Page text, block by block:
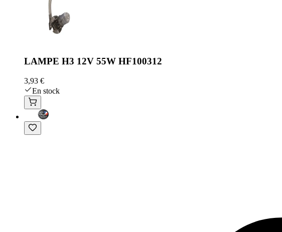
LAMPE H3 12V 55W HF100312
3,93 €
En stock